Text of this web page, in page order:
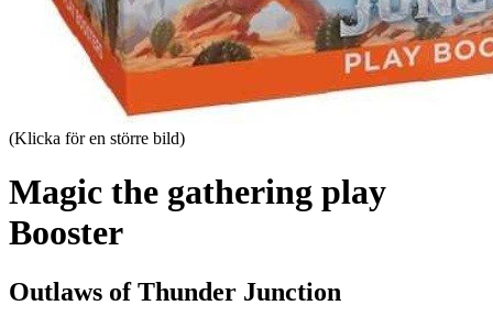
(Klicka för en större bild)
Magic the gathering play
Booster
Outlaws of Thunder Junction